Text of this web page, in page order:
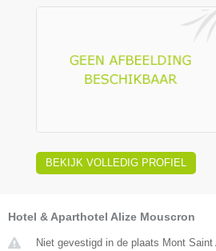
BEKIJK VOLLEDIG PROFIEL
Hotel & Aparthotel Alize Mouscron
Niet gevestigd in de plaats Mont